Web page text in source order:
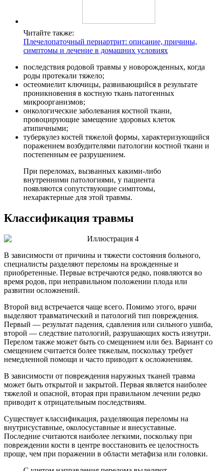
Читайте также:
Плечелопаточный периартрит: описание, причины,
симптомы и лечение в домашних условиях
последствия родовой травмы у новорожденных, когда
роды протекали тяжело;
остеомиелит ключицы, развивающийся в результате
проникновения в костную ткань патогенных
микроорганизмов;
онкологические заболевания костной ткани,
провоцирующие замещение здоровых клеток
атипичными;
туберкулез костей тяжелой формы, характеризующийся
поражением возбудителями патологии костной ткани и
постепенным ее разрушением.
При переломах, вызванных какими-либо
внутренними патологиями, у пациента
появляются сопутствующие симптомы,
нехарактерные для этой травмы.
Классификация травмы
В зависимости от причины и тяжести состояния больного,
специалисты разделяют переломы на врожденные и
приобретенные. Первые встречаются редко, появляются во
время родов, при неправильном положении плода или
развитии осложнений.
Второй вид встречается чаще всего. Помимо этого, врачи
выделяют травматический и патологий тип повреждения.
Первый — результат падения, сдавления или сильного ушиба,
второй — следствие патологий, разрушающих кость изнутри.
Перелом также может быть со смещением или без. Вариант со
смещением считается более тяжелым, поскольку требует
немедленной помощи и часто приводит к осложнениям.
В зависимости от повреждения наружных тканей травма
может быть открытой и закрытой. Первая является наиболее
тяжелой и опасной, вторая при правильном лечении редко
приводит к отрицательным последствиям.
Существует классификация, разделяющая переломы на
внутрисуставные, околосуставные и внесуставные.
Последние считаются наиболее легкими, поскольку при
повреждении кости в центре восстановить ее целостность
проще, чем при поражении в области метафиза или головки.